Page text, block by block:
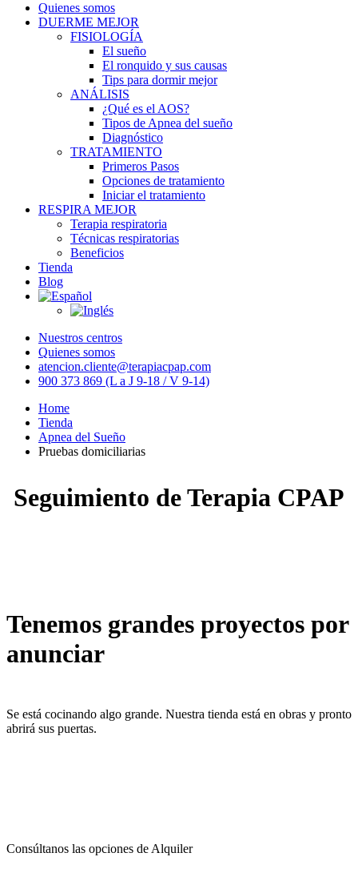
Quienes somos
DUERME MEJOR
FISIOLOGÍA
El sueño
El ronquido y sus causas
Tips para dormir mejor
ANÁLISIS
¿Qué es el AOS?
Tipos de Apnea del sueño
Diagnóstico
TRATAMIENTO
Primeros Pasos
Opciones de tratamiento
Iniciar el tratamiento
RESPIRA MEJOR
Terapia respiratoria
Técnicas respiratorias
Beneficios
Tienda
Blog
Nuestros centros
Quienes somos
atencion.cliente@terapiacpap.com
900 373 869 (L a J 9-18 / V 9-14)
Home
Tienda
Apnea del Sueño
Pruebas domiciliarias
Seguimiento de Terapia CPAP
Tenemos grandes proyectos por
anunciar
Se está cocinando algo grande. Nuestra tienda está en obras y pronto
abrirá sus puertas.
Consúltanos las opciones de Alquiler